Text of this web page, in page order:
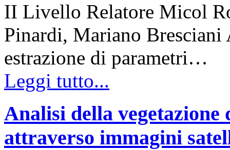
II Livello Relatore Micol
Pinardi, Mariano
estrazione di parametri…
Leggi tutto...
Analisi della vegetazione
attraverso immagini